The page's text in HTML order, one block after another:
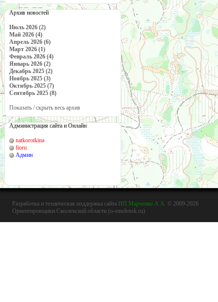
Архив новостей
Июль 2026 (2)
Май 2026 (4)
Апрель 2026 (6)
Март 2026 (1)
Февраль 2026 (4)
Январь 2026 (2)
Декабрь 2025 (2)
Ноябрь 2025 (3)
Октябрь 2025 (7)
Сентябрь 2025 (8)
Показать / скрыть весь архив
Администрация сайта и Онлайн
natkorotkina
fioru
Админ
Разработка и техническая поддержка сайта ИП Марченко А.А. © 2009-2026
Ориентировщики Смоленской области (o-smolensk.ru)